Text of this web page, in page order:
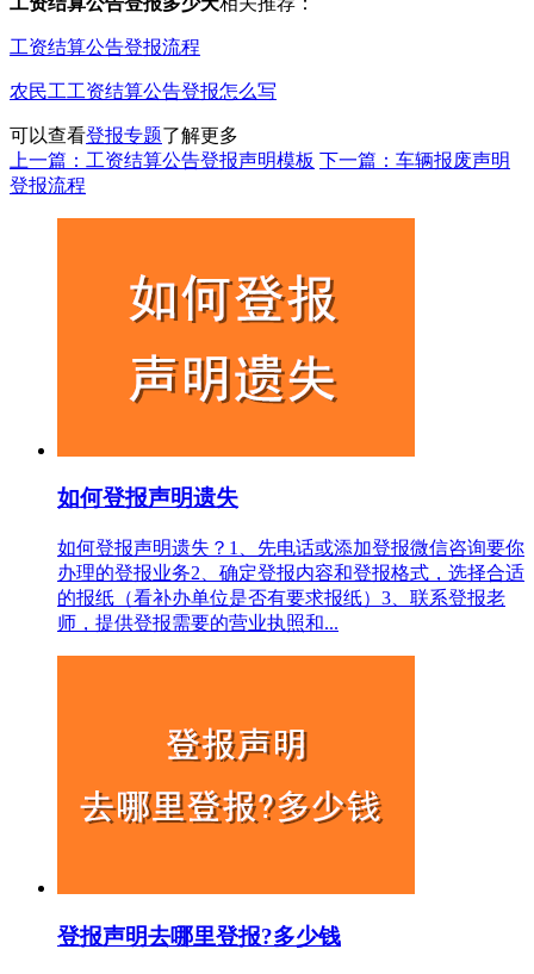
工资结算公告登报流程
农民工工资结算公告登报怎么写
可以查看登报专题了解更多
上一篇：工资结算公告登报声明模板 下一篇：车辆报废声明
登报流程
如何登报声明遗失
如何登报声明遗失？1、先电话或添加登报微信咨询要你
办理的登报业务2、确定登报内容和登报格式，选择合适
的报纸（看补办单位是否有要求报纸）3、联系登报老
师，提供登报需要的营业执照和...
登报声明去哪里登报?多少钱